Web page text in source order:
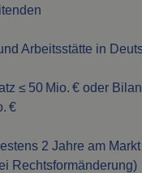
Arbeitsstätte in
≤ 50 Mio. € oder
€
2 Jahre am
Rechtsformänderung)